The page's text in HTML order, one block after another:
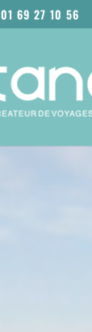
01 69 27 10 56